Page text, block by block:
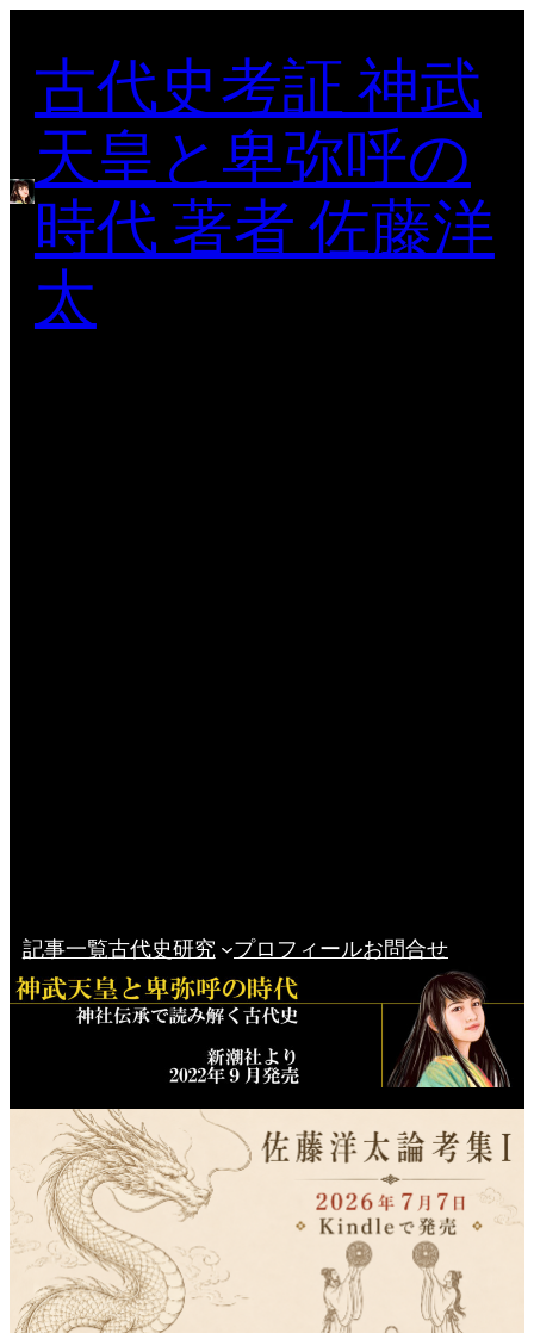
ッ
古代史考証 神武
天皇と卑弥呼の
時代 著者 佐藤洋
太
記事一覧古代史研究 プロフィールお問合せ